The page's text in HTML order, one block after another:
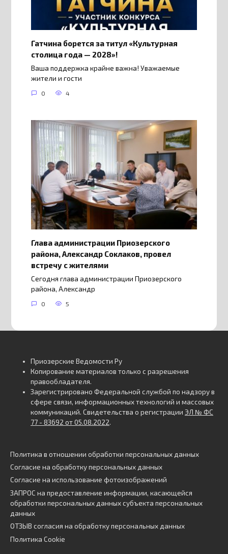
Гатчина борется за титул «Культурная
столица года — 2028»!
Ваша поддержка крайне важна! Уважаемые
жители и гости
0 4
Глава администрации Приозерского
района, Александр Соклаков, провел
встречу с жителями
Сегодня глава администрации Приозерского
района, Александр
0 5
Приозерские Ведомости Ру
Копирование материалов только с разрешения
правообладателя.
Зарегистрировано Федеральной службой по надзору в
сфере связи, информационных технологий и массовых
коммуникаций. Свидетельства о регистрации ЭЛ № ФС
77 - 83692 от 05.08.2022.
Политика в отношении обработки персональных данных
Согласие на обработку персональных данных
Согласие на использование фотоизображений
ЗАПРОС на предоставление информации, касающейся
обработки персональных данных субъекта персональных
данных
ОТЗЫВ согласия на обработку персональных данных
Политика Cookie